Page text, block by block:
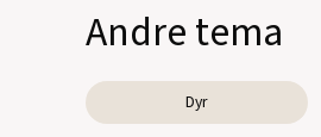
Andre tema
Dyr